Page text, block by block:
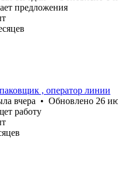
предложения
, оператор линии
вчера • Обновлено 26
работу